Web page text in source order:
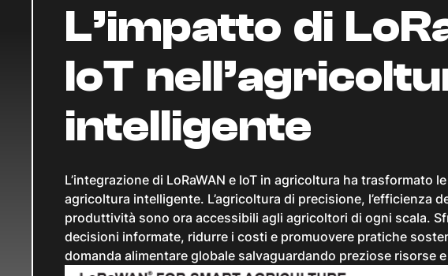
L’impatto di
IoT
intelligente
L’integrazione di LoRaWAN e IoT in agricoltura ha trasformato
agricoltura intelligente. L’agricoltura di precisione, l’efficienza
produttività sono ora accessibili agli agricoltori di ogni scala.
decisioni informate, ridurre i costi e promuovere pratiche
domanda alimentare globale salvaguardando preziose risorse e